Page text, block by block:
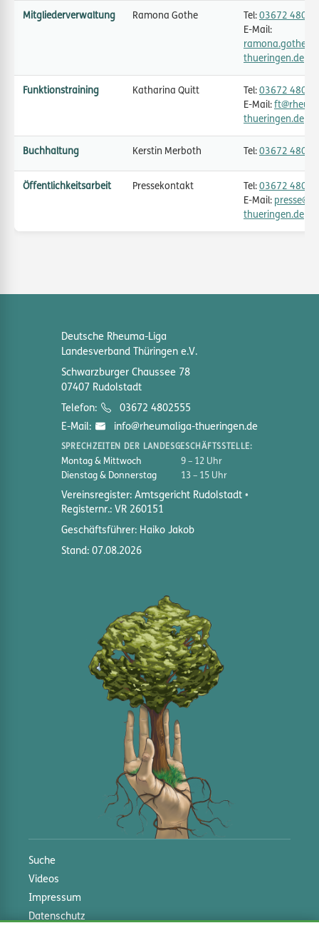
Mitgliederverwaltung Ramona Gothe Tel: 03672
E-Mail:
thueringen.de
Funktionstraining Katharina Quitt Tel: 03672
E-Mail:
thueringen.de
Buchhaltung Kerstin Merboth Tel: 03672
Öffentlichkeitsarbeit Pressekontakt Tel: 03672
E-Mail:
thueringen.de
Deutsche Rheuma-Liga
Landesverband Thüringen e.V.
Schwarzburger Chaussee 78
07407 Rudolstadt
Telefon:
03672 4802555
E-Mail:
info@rheumaliga-thueringen.de
SPRECHZEITEN DER LANDESGESCHÄFTSSTELLE:
Montag & Mittwoch
9 – 12 Uhr
Dienstag & Donnerstag
13 – 15 Uhr
Vereinsregister: Amtsgericht Rudolstadt
Registernr.: VR 260151
Geschäftsführer: Haiko Jakob
Stand: 07.08.2026
Suche
Videos
Impressum
Datenschutz